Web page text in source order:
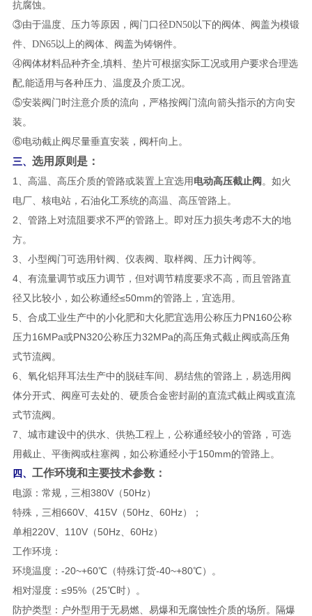
抗腐蚀。
③由于温度、压力等原因，阀门口径DN50以下的阀体、阀盖为模锻
件、DN65以上的阀体、阀盖为铸钢件。
④阀体材料品种齐全,填料、垫片可根据实际工况或用户要求合理选
配,能适用与各种压力、温度及介质工况。
⑤安装阀门时注意介质的流向，严格按阀门流向箭头指示的方向安
装。
⑥电动截止阀尽量垂直安装，阀杆向上。
三、 选用原则是：
1、高温、高压介质的管路或装置上宜选用电动高压截止阀。如火
电厂、核电站，石油化工系统的高温、高压管路上。
2、管路上对流阻要求不严的管路上。即对压力损失考虑不大的地
方。
3、小型阀门可选用针阀、仪表阀、取样阀、压力计阀等。
4、有流量调节或压力调节，但对调节精度要求不高，而且管路直
径又比较小，如公称通经≤50mm的管路上，宜选用。
5、合成工业生产中的小化肥和大化肥宜选用公称压力PN160公称
压力16MPa或PN320公称压力32MPa的高压角式截止阀或高压角
式节流阀。
6、氧化铝拜耳法生产中的脱硅车间、易结焦的管路上，易选用阀
体分开式、阀座可去处的、硬质合金密封副的直流式截止阀或直流
式节流阀。
7、城市建设中的供水、供热工程上，公称通经较小的管路，可选
用截止、平衡阀或柱塞阀，如公称通经小于150mm的管路上。
四、 工作环境和主要技术参数：
电源：常规，三相380V（50Hz）
特殊，三相660V、415V（50Hz、60Hz）；
单相220V、110V（50Hz、60Hz）
工作环境：
环境温度：-20~+60℃（特殊订货-40~+80℃）。
相对湿度：≤95%（25℃时）。
防护类型：户外型用于无易燃、易爆和无腐蚀性介质的场所。隔爆